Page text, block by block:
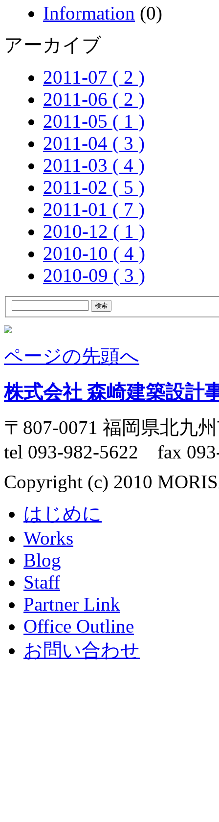
Information (0)
アーカイブ
2011-07 ( 2 )
2011-06 ( 2 )
2011-05 ( 1 )
2011-04 ( 3 )
2011-03 ( 4 )
2011-02 ( 5 )
2011-01 ( 7 )
2010-12 ( 1 )
2010-10 ( 4 )
2010-09 ( 3 )
ページの先頭へ
株式会社 森崎建築設計
〒807-0071 福岡県北九
tel 093-982-5622 fax
Copyright (c) 2010
はじめに
Works
Blog
Staff
Partner Link
Office Outline
お問い合わせ